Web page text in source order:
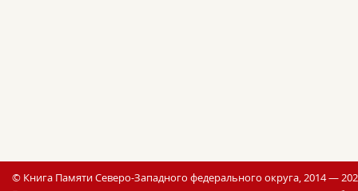
© Книга Памяти Северо-Западного федерального округа, 2014 —